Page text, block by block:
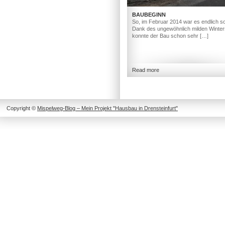
BAUBEGINN
So, im Februar 2014 war es endlich
Dank des ungewöhnlich milden
konnte der Bau schon sehr […]
Read more
Copyright © Mispelweg-Blog – Mein Projekt "Hausbau in Drensteinfurt"